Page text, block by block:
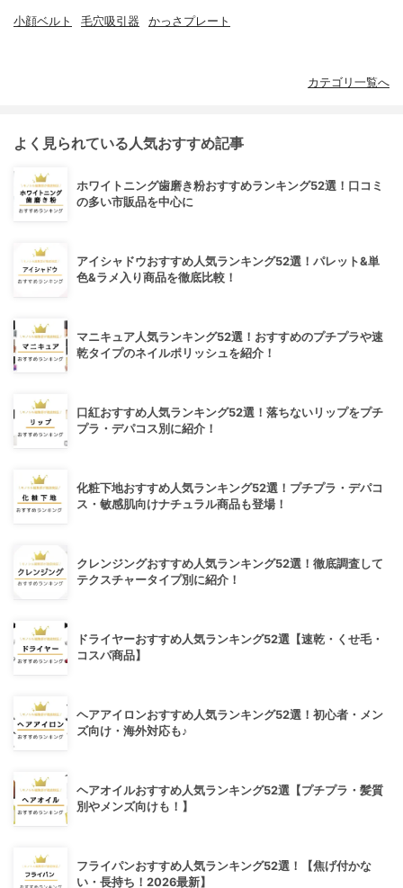
小顔ベルト 毛穴吸引器 かっさプレート
カテゴリ一覧へ
よく見られている人気おすすめ記事
ホワイトニング歯磨き粉おすすめランキング52選！口コミ
の多い市販品を中心に
アイシャドウおすすめ人気ランキング52選！パレット&単
色&ラメ入り商品を徹底比較！
マニキュア人気ランキング52選！おすすめのプチプラや速
乾タイプのネイルポリッシュを紹介！
口紅おすすめ人気ランキング52選！落ちないリップをプチ
プラ・デパコス別に紹介！
化粧下地おすすめ人気ランキング52選！プチプラ・デパコ
ス・敏感肌向けナチュラル商品も登場！
クレンジングおすすめ人気ランキング52選！徹底調査して
テクスチャータイプ別に紹介！
ドライヤーおすすめ人気ランキング52選【速乾・くせ毛・
コスパ商品】
ヘアアイロンおすすめ人気ランキング52選！初心者・メン
ズ向け・海外対応も♪
ヘアオイルおすすめ人気ランキング52選【プチプラ・髪質
別やメンズ向けも！】
フライパンおすすめ人気ランキング52選！【焦げ付かな
い・長持ち！2026最新】